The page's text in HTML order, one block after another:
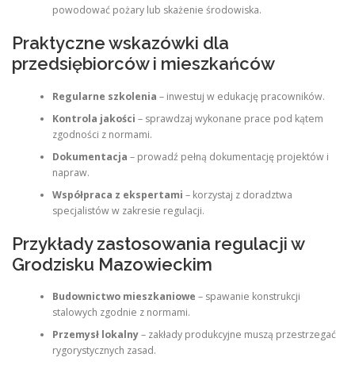
powodować pożary lub skażenie środowiska.
Praktyczne wskazówki dla
przedsiębiorców i mieszkańców
Regularne szkolenia – inwestuj w edukację pracowników.
Kontrola jakości – sprawdzaj wykonane prace pod kątem
zgodności z normami.
Dokumentacja – prowadź pełną dokumentację projektów i
napraw.
Współpraca z ekspertami – korzystaj z doradztwa
specjalistów w zakresie regulacji.
Przykłady zastosowania regulacji w
Grodzisku Mazowieckim
Budownictwo mieszkaniowe – spawanie konstrukcji
stalowych zgodnie z normami.
Przemysł lokalny– zakłady produkcyjne muszą przestrzegać
rygorystycznych zasad.